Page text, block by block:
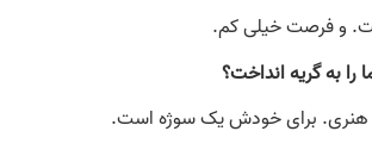
و فرصت خیلی کم.
را به گریه انداخت؟
هنری. برای خودش یک سوژه است.